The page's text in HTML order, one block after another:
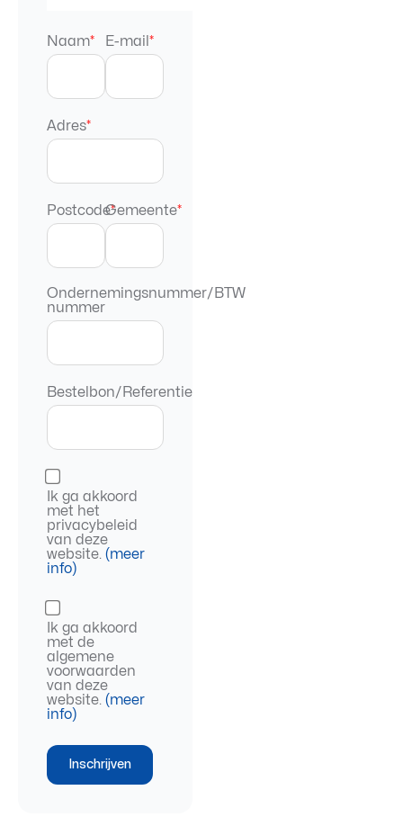
Naam* E-mail *
Adres*
Postcode*
Gemeente*
Ondernemingsnummer/BTW
nummer
Bestelbon/Referentie
Ik ga akkoord
met het
privacybeleid
van deze
website. (meer
info)
Ik ga akkoord
met de
algemene
voorwaarden
van deze
website. (meer
info)
Inschrijven